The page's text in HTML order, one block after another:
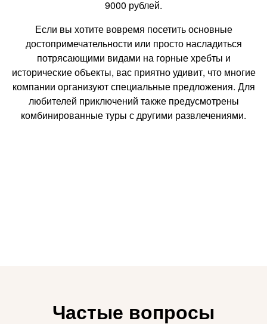
9000 рублей.
Если вы хотите вовремя посетить основные
достопримечательности или просто насладиться
потрясающими видами на горные хребты и
исторические объекты, вас приятно удивит, что многие
компании организуют специальные предложения. Для
любителей приключений также предусмотрены
комбинированные туры с другими развлечениями.
Частые вопросы